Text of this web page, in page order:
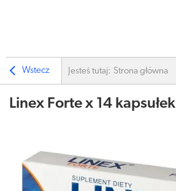
Wstecz Jesteś tutaj: Strona główna
Linex Forte x 14 kapsułek